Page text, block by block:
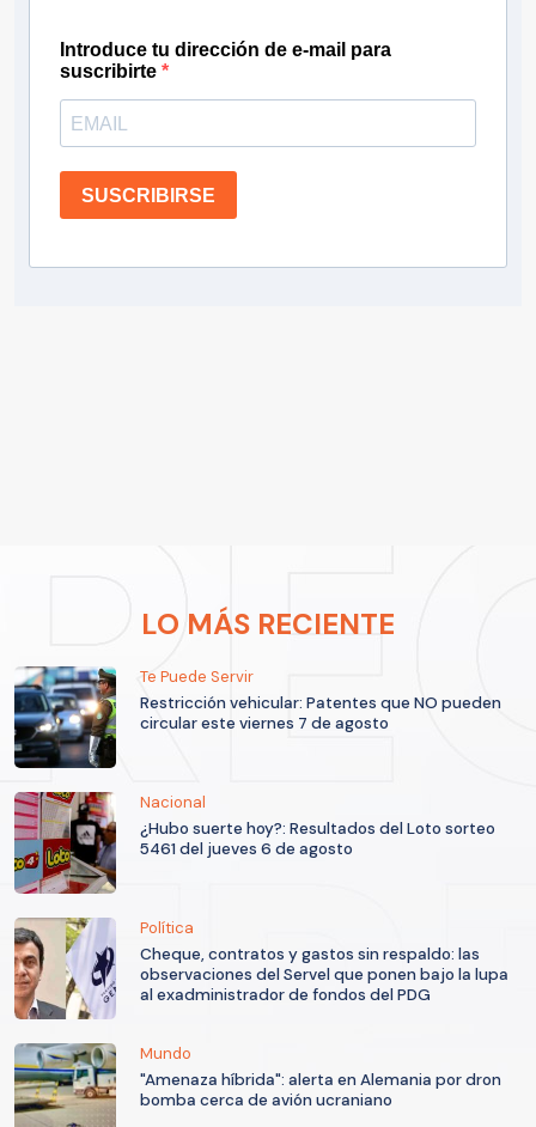
Introduce tu dirección de e-mail para
suscribirte
SUSCRIBIRSE
LO MÁS RECIENTE
Te Puede Servir
Restricción vehicular: Patentes que NO pueden
circular este viernes 7 de agosto
Nacional
¿Hubo suerte hoy?: Resultados del Loto sorteo
5461 del jueves 6 de agosto
Política
Cheque, contratos y gastos sin respaldo: las
observaciones del Servel que ponen bajo la lupa
al exadministrador de fondos del PDG
Mundo
"Amenaza híbrida": alerta en Alemania por dron
bomba cerca de avión ucraniano